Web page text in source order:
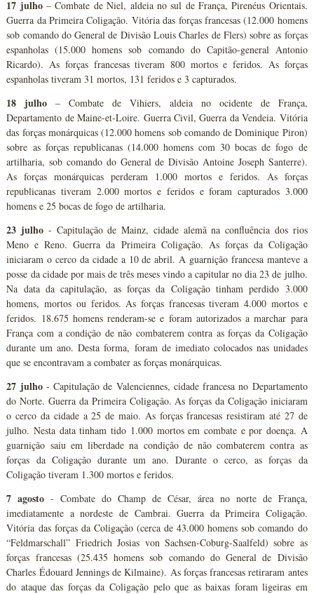
17 julho– Combate de Niel, aldeia no sul de França, Pirenéus Orientais.
Guerra da Primeira Coligação. Vitória das forças francesas (12.000 homens
sob comando do General de Divisão Louis Charles de Flers) sobre as forças
espanholas (15.000 homens sob comando do Capitão-general Antonio
Ricardo). As forças francesas tiveram 800 mortos e feridos. As forças
espanholas tiveram 31 mortos, 131 feridos e 3 capturados.
18 julho – Combate de Vihiers, aldeia no ocidente de França,
Departamento de Maine-et-Loire. Guerra Civil, Guerra da Vendeia. Vitória
das forças monárquicas (12.000 homens sob comando de Dominique Piron)
sobre as forças republicanas (14.000 homens com 30 bocas de fogo de
artilharia, sob comando do General de Divisão Antoine Joseph Santerre).
As forças monárquicas perderam 1.000 mortos e feridos. As forças
republicanas tiveram 2.000 mortos e feridos e foram capturados 3.000
homens e 25 bocas de fogo de artilharia.
23 julho - Capitulação de Mainz, cidade alemã na confluência dos rios
Meno e Reno. Guerra da Primeira Coligação. As forças da Coligação
iniciaram o cerco da cidade a 10 de abril. A guarnição francesa manteve a
posse da cidade por mais de três meses vindo a capitular no dia 23 de julho.
Na data da capitulação, as forças da Coligação tinham perdido 3.000
homens, mortos ou feridos. As forças francesas tiveram 4.000 mortos e
feridos. 18.675 homens renderam-se e foram autorizados a marchar para
França com a condição de não combaterem contra as forças da Coligação
durante um ano. Desta forma, foram de imediato colocados nas unidades
que se encontravam a combater as forças monárquicas.
27 julho- Capitulação de Valenciennes, cidade francesa no Departamento
do Norte. Guerra da Primeira Coligação. As forças da Coligação iniciaram
o cerco da cidade a 25 de maio. As forças francesas resistiram até 27 de
julho. Nesta data tinham tido 1.000 mortos em combate e por doença. A
guarnição saiu em liberdade na condição de não combaterem contra as
forças da Coligação durante um ano. Durante o cerco, as forças da
Coligação tiveram 1.300 mortos e feridos.
7 agosto - Combate do Champ de César, área no norte de França,
imediatamente a nordeste de Cambrai. Guerra da Primeira Coligação.
Vitória das forças da Coligação (cerca de 43.000 homens sob comando do
“Feldmarschall” Friedrich Josias von Sachsen-Coburg-Saalfeld) sobre as
forças francesas (25.435 homens sob comando do General de Divisão
Charles Édouard Jennings de Kilmaine). As forças francesas retiraram antes
do ataque das forças da Coligação pelo que as baixas foram ligeiras em